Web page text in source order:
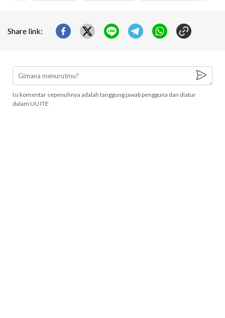
Share link:
Isi komentar sepenuhnya adalah tanggung jawab pengguna dan diatur
dalam UU ITE